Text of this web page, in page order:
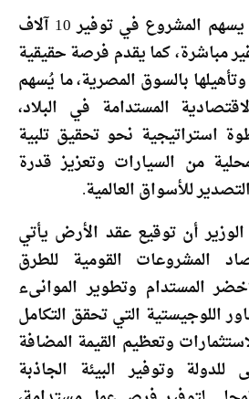
وتابع: من المتوقع أن يسهم المشروع في توفير 10 آلاف
مباشرة، كما يقدم فرصة حقيقية
بالسوق المصرية، ما يُسهم
المستدامة في البلاد،
استراتيجية نحو تحقيق تلبية
من السيارات وتعزيز قدرة
للأسواق العالمية.
أن توقيع عقد الأرض يأتي
المشروعات القومية للطرق
المستدام وتطوير الموانىء
اللوجيستية التي تحقق التكامل
وتعظيم القيمة المضافة
للدولة وتوفير البيئة الجاذبة